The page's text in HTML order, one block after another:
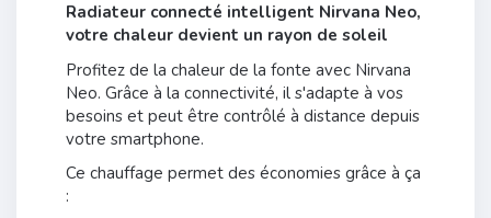
Radiateur connecté intelligent Nirvana Neo,
votre chaleur devient un rayon de soleil
Profitez de la chaleur de la fonte avec Nirvana
Neo. Grâce à la connectivité, il s'adapte à vos
besoins et peut être contrôlé à distance depuis
votre smartphone.
Ce chauffage permet des économies grâce à ça
: